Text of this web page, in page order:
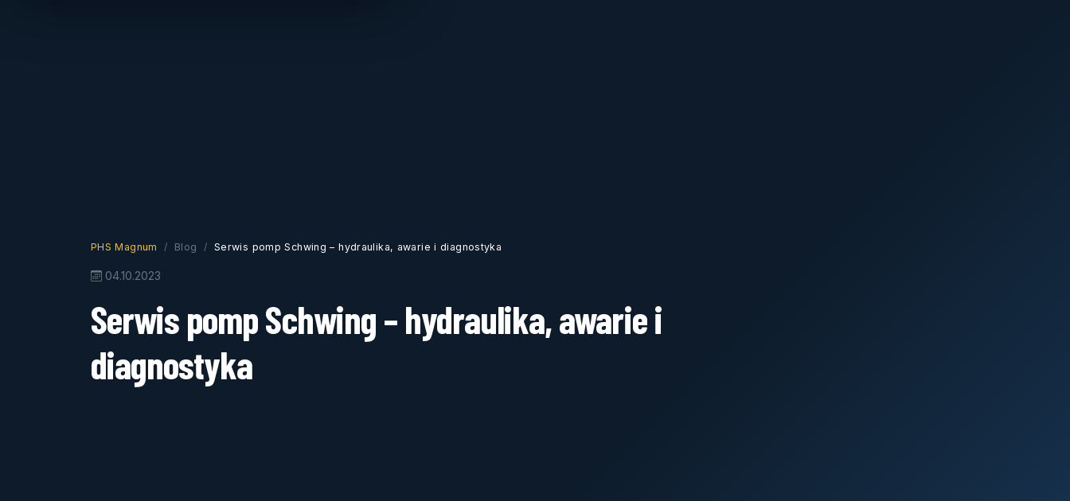
PHS Magnum Blog Serwis pomp Schwing – hydraulika, awarie i diagnostyka
04.10.2023
Serwis pomp Schwing – hydraulika, awarie i
diagnostyka